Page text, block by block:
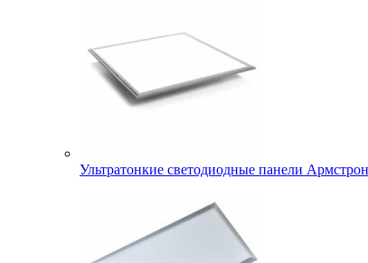
Ультратонкие светодиодные панели